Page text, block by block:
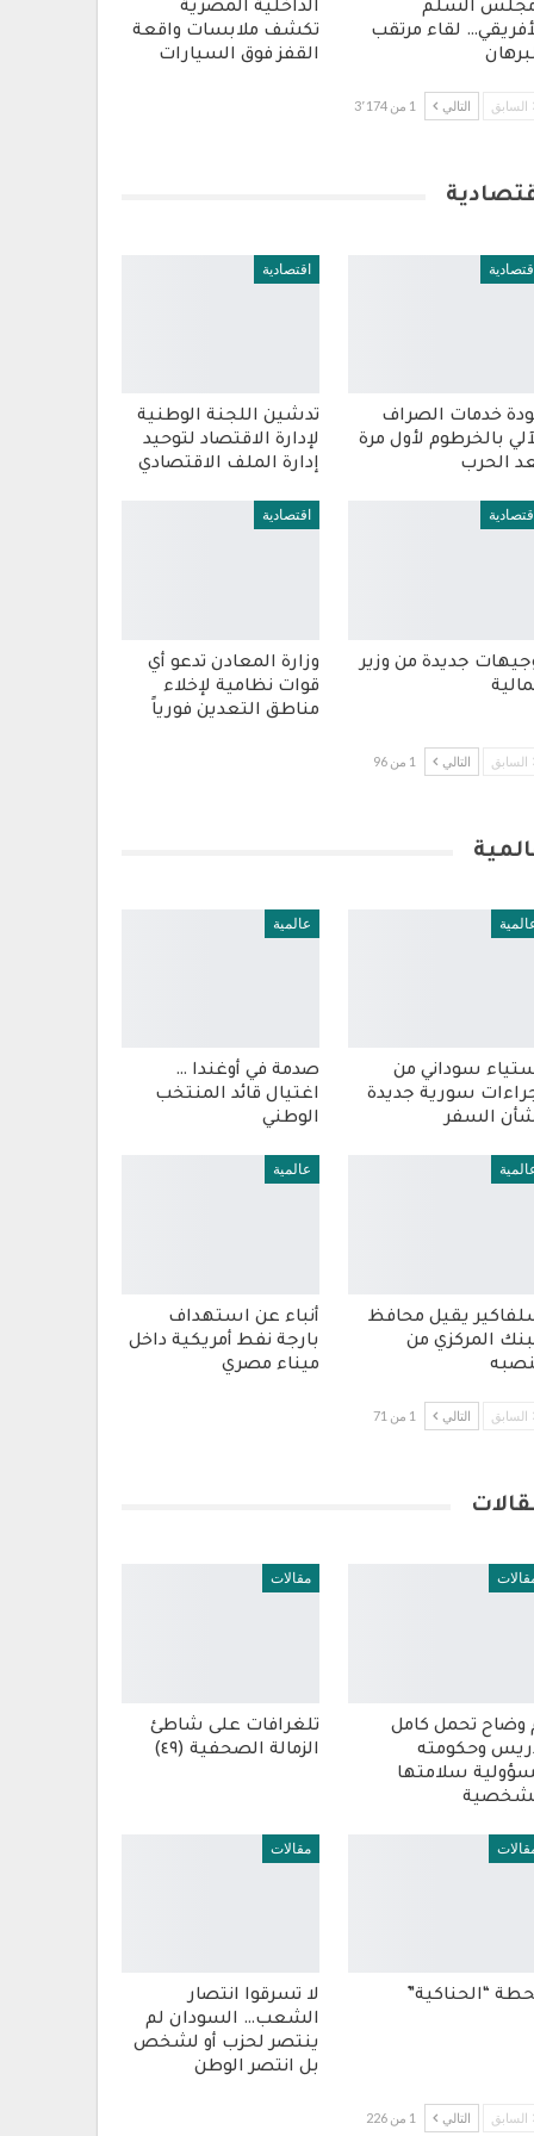
السلم
لقاء مرتقب
الداخلية المصرية
تكشف ملابسات واقعة
القفز فوق السيارات
السابق التالي 1 من 3٬174
اقتصادية
خدمات الصراف
بالخرطوم لأول مرة
الحرب
اقتصادية
تدشين اللجنة الوطنية
لإدارة الاقتصاد لتوحيد
إدارة الملف الاقتصادي
اقتصادية
جديدة من وزير
اقتصادية
وزارة المعادن تدعو أي
قوات نظامية لإخلاء
مناطق التعدين فورياً
السابق التالي 1 من 96
سوداني من
سورية جديدة
السفر
عالمية
صدمة في أوغندا …
اغتيال قائد المنتخب
الوطني
يقيل محافظ
المركزي من
عالمية
أنباء عن استهداف
بارجة نفط أمريكية داخل
ميناء مصري
السابق التالي 1 من 71
وضاح تحمل كامل
وحكومته
سلامتها
مقالات
تلغرافات على شاطئ
الزمالة الصحفية (٤٩)
“الحناكية”
مقالات
لا تسرقوا انتصار
الشعب… السودان لم
ينتصر لحزب أو لشخص
بل انتصر الوطن
السابق التالي 1 من 226